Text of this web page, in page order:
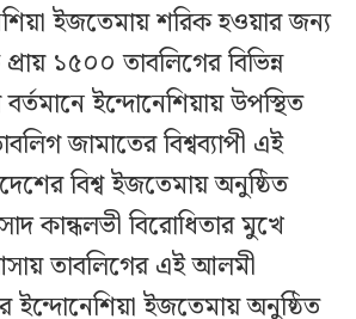
ইজতেমায় শরিক হওয়ার জন্য
১৫০০ তাবলিগের বিভিন্ন
বর্তমানে ইন্দোনেশিয়ায় উপস্থিত
জামাতের বিশ্বব্যাপী এই
বিশ্ব ইজতেমায় অনুষ্ঠিত
কান্ধলভী বিরোধিতার মুখে
তাবলিগের এই আলমী
ইন্দোনেশিয়া ইজতেমায় অনুষ্ঠিত